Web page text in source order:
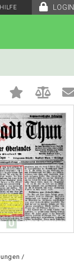
LOGIN
HILFE
/